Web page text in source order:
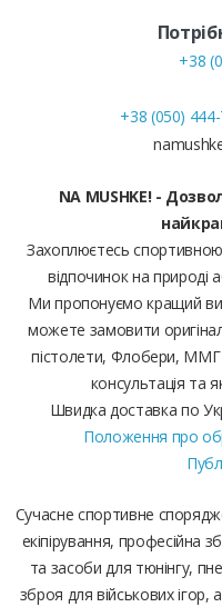
+38
+38 (050)
NA MUSHKE! -
Захоплюєтесь
відпочинок на природі
Ми пропонуємо кращий
можете замовити
пістолети, Флобери,
консультація та
Швидка доставка по
Положення про
Сучасне спортивне
екіпірування, професійна
та засоби для тюнінгу,
зброя для військових